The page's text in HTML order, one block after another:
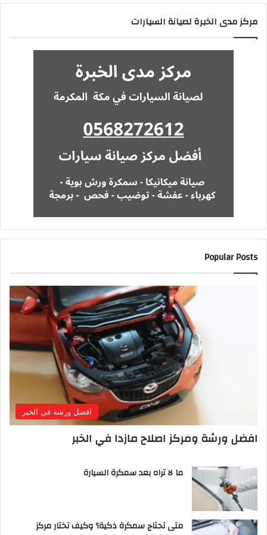
مركز مدى الخبرة لصيانة السيارات
Popular Posts
افضل ورشة في الخبر
افضل ورشة ومركز اصلاح مازدا في الخبر
ما لا تراه بعد سمكرة السيارة
متى تحتاج سمكرة ذكية؟ وكيف تختار مركز